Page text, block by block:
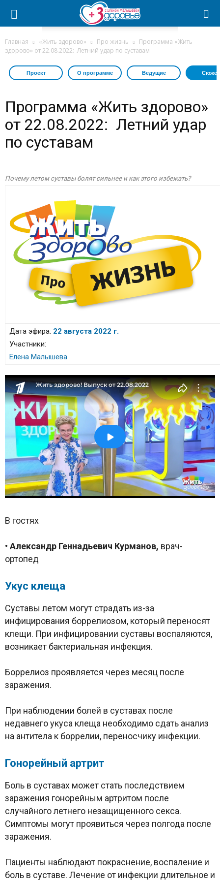
Главная «Жить здорово» Про жизнь
Программа «Жить
здорово» от 22.08.2022: Летний удар по суставам
Проект О программе Ведущие
Программа «Жить здорово»
от 22.08.2022: Летний удар
по суставам
Почему летом суставы болят сильнее и как этого избежать?
Дата эфира: 22 августа 2022 г.
Участники:
Елена Малышева
В гостях
• Александр Геннадьевич Курманов, врач-
ортопед
Укус клеща
Суставы летом могут страдать из-за
инфицирования боррелиозом, который переносят
клещи. При инфицировании суставы воспаляются,
возникает бактериальная инфекция.
Боррелиоз проявляется через месяц после
заражения.
При наблюдении болей в суставах после
недавнего укуса клеща необходимо сдать анализ
на антитела к боррелии, переносчику инфекции.
Гонорейный артрит
Боль в суставах может стать последствием
заражения гонорейным артритом после
случайного летнего незащищенного секса.
Симптомы могут проявиться через полгода после
заражения.
Пациенты наблюдают покраснение, воспаление и
боль в суставе. Лечение от инфекции длительное и